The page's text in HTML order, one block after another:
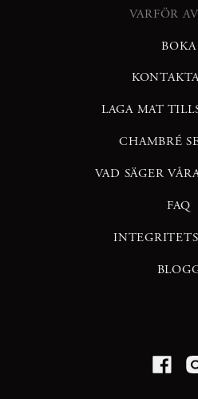
VARFÖR
BOKA
LAGA MAT
CHAMBRÉ
VAD SÄGER
FAQ